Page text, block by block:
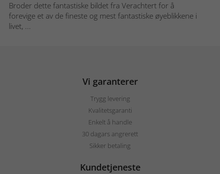
Broder dette fantastiske bildet fra Verachtert for å
forevige et av de fineste og mest fantastiske øyeblikkene i
livet, ...
Vi garanterer
Trygg levering
Kvalitetsgaranti
Enkelt å handle
30 dagars angrerett
Sikker betaling
Kundetjeneste